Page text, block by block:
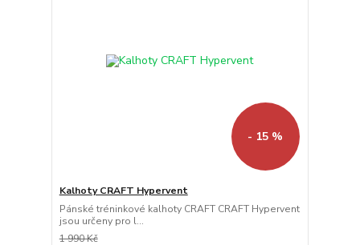
- 15 %
Kalhoty CRAFT Hypervent
Pánské tréninkové kalhoty CRAFT CRAFT Hypervent
jsou určeny pro l...
1 990 Kč